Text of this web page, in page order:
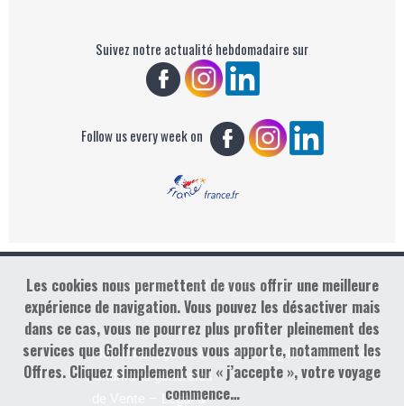
Suivez notre actualité hebdomadaire sur
Follow us every week on
Copyright : Golf Rendez-vous
Mentions légales &
Conditions générales
de Vente – Legal &
contact@golfrendezvous.com
Les cookies nous permettent de vous offrir une meilleure
expérience de navigation. Vous pouvez les désactiver mais
dans ce cas, vous ne pourrez plus profiter pleinement des
services que Golfrendezvous vous apporte, notamment les
Offres. Cliquez simplement sur « j’accepte », votre voyage
commence…